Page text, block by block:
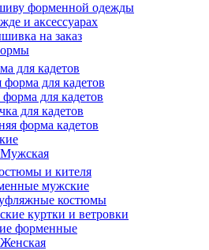
форменной одежды
и аксессуарах
на заказ
для кадетов
для кадетов
для кадетов
для кадетов
форма кадетов
и кителя
мужские
костюмы
куртки и ветровки
форменные